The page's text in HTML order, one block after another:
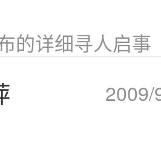
的详细寻人启事
2009/